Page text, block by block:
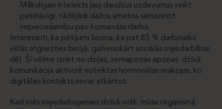
Mākslīgais intelekts ļauj daudzus uzdevumus veikt
patstāvīgi, tādējādi dažos amatos samazinot
nepieciešamību pēc komandas darba.
Interesanti, ka pētījumi liecina, ka pat 85 % darbinieku
vēlas atgriezties birojā, galvenokārt sociālās mijiedarbības
dēļ. Šī vēlme izriet no dziļas, zemapziņas apziņas: dzīvā
komunikācija aktivizē noteiktas hormonālas reakcijas, ko
digitālais kontakts nevar atkārtot.
Kad mēs mijiedarbojamies dzīvā vidē, mūsu organismā